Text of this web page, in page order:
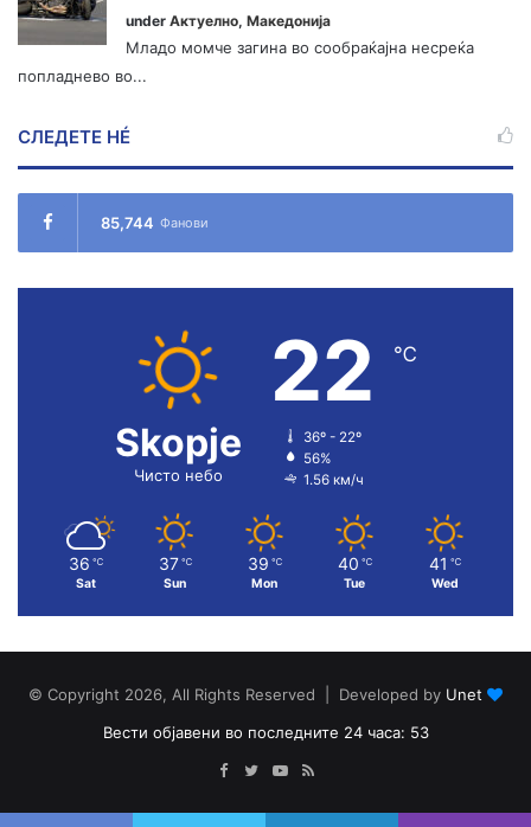
under Актуелно, Македонија
Младо момче загина во сообраќајна несреќа
попладнево во...
СЛЕДЕТЕ НÉ
85,744 Фанови
Skopje
Чисто небо
22 ℃
36º - 22º
56%
1.56 км/ч
36 ℃
Sat
37 ℃
Sun
39 ℃
Mon
40 ℃
Tue
41 ℃
Wed
© Copyright 2026, All Rights Reserved | Developed by Unet
Вести објавени во последните 24 часа: 53
Facebook
TwitterYouTube
RSS